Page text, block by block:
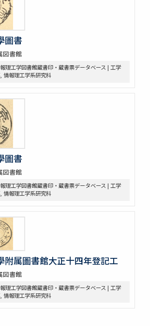
圖書
図書館
理工学図書館蔵書印・蔵書票データベース | 工学
情報理工学系研究科
圖書
図書館
理工学図書館蔵書印・蔵書票データベース | 工学
情報理工学系研究科
附属圖書館大正十四年登記工
図書館
理工学図書館蔵書印・蔵書票データベース | 工学
情報理工学系研究科